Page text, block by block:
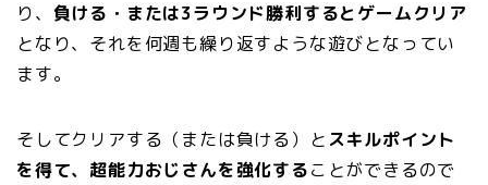
り、 負ける・または3ラウンド勝利するとゲームクリア
となり、それを何週も繰り返すような遊びとなってい
ます。
そしてクリアする（または負ける）と スキルポイント
を得て、超能力おじさんを強化することができるので